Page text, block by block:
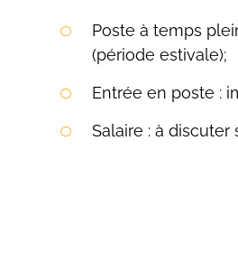
Poste à temps
(période estivale);
Entrée en poste :
Salaire : à discuter